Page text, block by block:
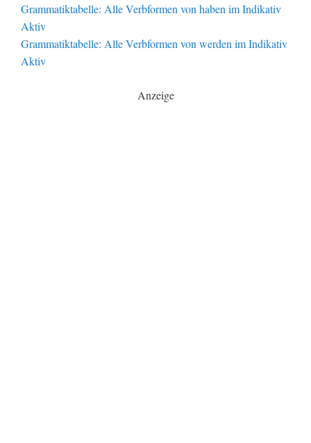
Grammatiktabelle: Alle Verbformen von haben im Indikativ
Aktiv
Grammatiktabelle: Alle Verbformen von werden im Indikativ
Aktiv
Anzeige